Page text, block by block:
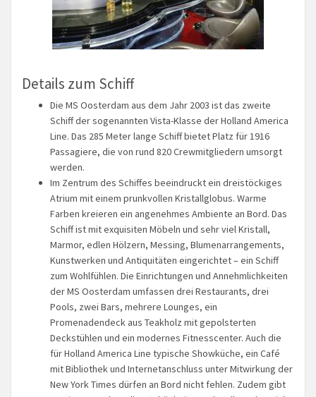
Details zum Schiff
Die MS Oosterdam aus dem Jahr 2003 ist das zweite
Schiff der sogenannten Vista-Klasse der Holland America
Line. Das 285 Meter lange Schiff bietet Platz für 1916
Passagiere, die von rund 820 Crewmitgliedern umsorgt
werden.
Im Zentrum des Schiffes beeindruckt ein dreistöckiges
Atrium mit einem prunkvollen Kristallglobus. Warme
Farben kreieren ein angenehmes Ambiente an Bord. Das
Schiff ist mit exquisiten Möbeln und sehr viel Kristall,
Marmor, edlen Hölzern, Messing, Blumenarrangements,
Kunstwerken und Antiquitäten eingerichtet – ein Schiff
zum Wohlfühlen. Die Einrichtungen und Annehmlichkeiten
der MS Oosterdam umfassen drei Restaurants, drei
Pools, zwei Bars, mehrere Lounges, ein
Promenadendeck aus Teakholz mit gepolsterten
Deckstühlen und ein modernes Fitnesscenter. Auch die
für Holland America Line typische Showküche, ein Café
mit Bibliothek und Internetanschluss unter Mitwirkung der
New York Times dürfen an Bord nicht fehlen. Zudem gibt